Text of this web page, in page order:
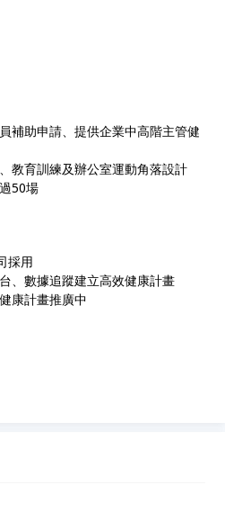
補助申請、提供企業中高階主管健
教育訓練及辦公室運動角落設計
50場
採用
、數據追蹤建立高效健康計畫
康計畫推廣中